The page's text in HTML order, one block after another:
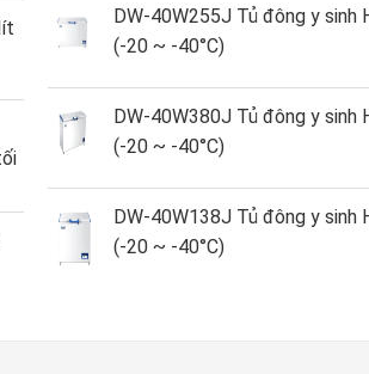
DW-40W255J Tủ đông y sinh
(-20 ~ -40°C)
DW-40W380J Tủ đông y sinh
(-20 ~ -40°C)
DW-40W138J Tủ đông y sinh
(-20 ~ -40°C)